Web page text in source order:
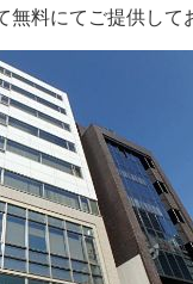
無料にてご提供して